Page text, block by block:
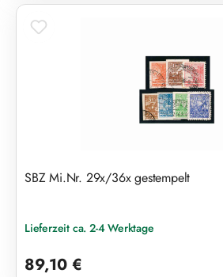
SBZ Mi.Nr. 29x/36x gestempelt
Lieferzeit ca. 2-4 Werktage
89,10 €